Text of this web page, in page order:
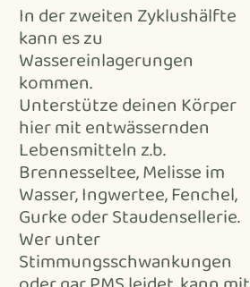
In der zweiten Zyklushälfte
kann es zu
Wassereinlagerungen
kommen.
Unterstütze deinen Körper
hier mit entwässernden
Lebensmitteln z.b.
Brennesseltee, Melisse im
Wasser, Ingwertee, Fenchel,
Gurke oder Staudensellerie.
Wer unter
Stimmungsschwankungen